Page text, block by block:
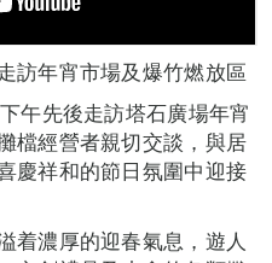
訪年宵市場及爆竹燃放區
午先後走訪塔石廣場年宵
檔經營者親切交談，與居
慶祥和的節日氛圍中迎接
着濃厚的迎春氣息，遊人